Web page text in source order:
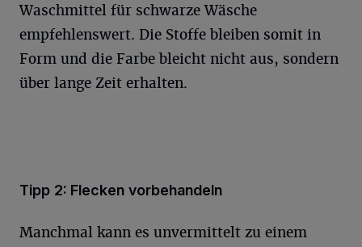
Waschmittel für schwarze Wäsche
empfehlenswert. Die Stoffe bleiben somit in
Form und die Farbe bleicht nicht aus, sondern
über lange Zeit erhalten.
Tipp 2: Flecken vorbehandeln
Manchmal kann es unvermittelt zu einem